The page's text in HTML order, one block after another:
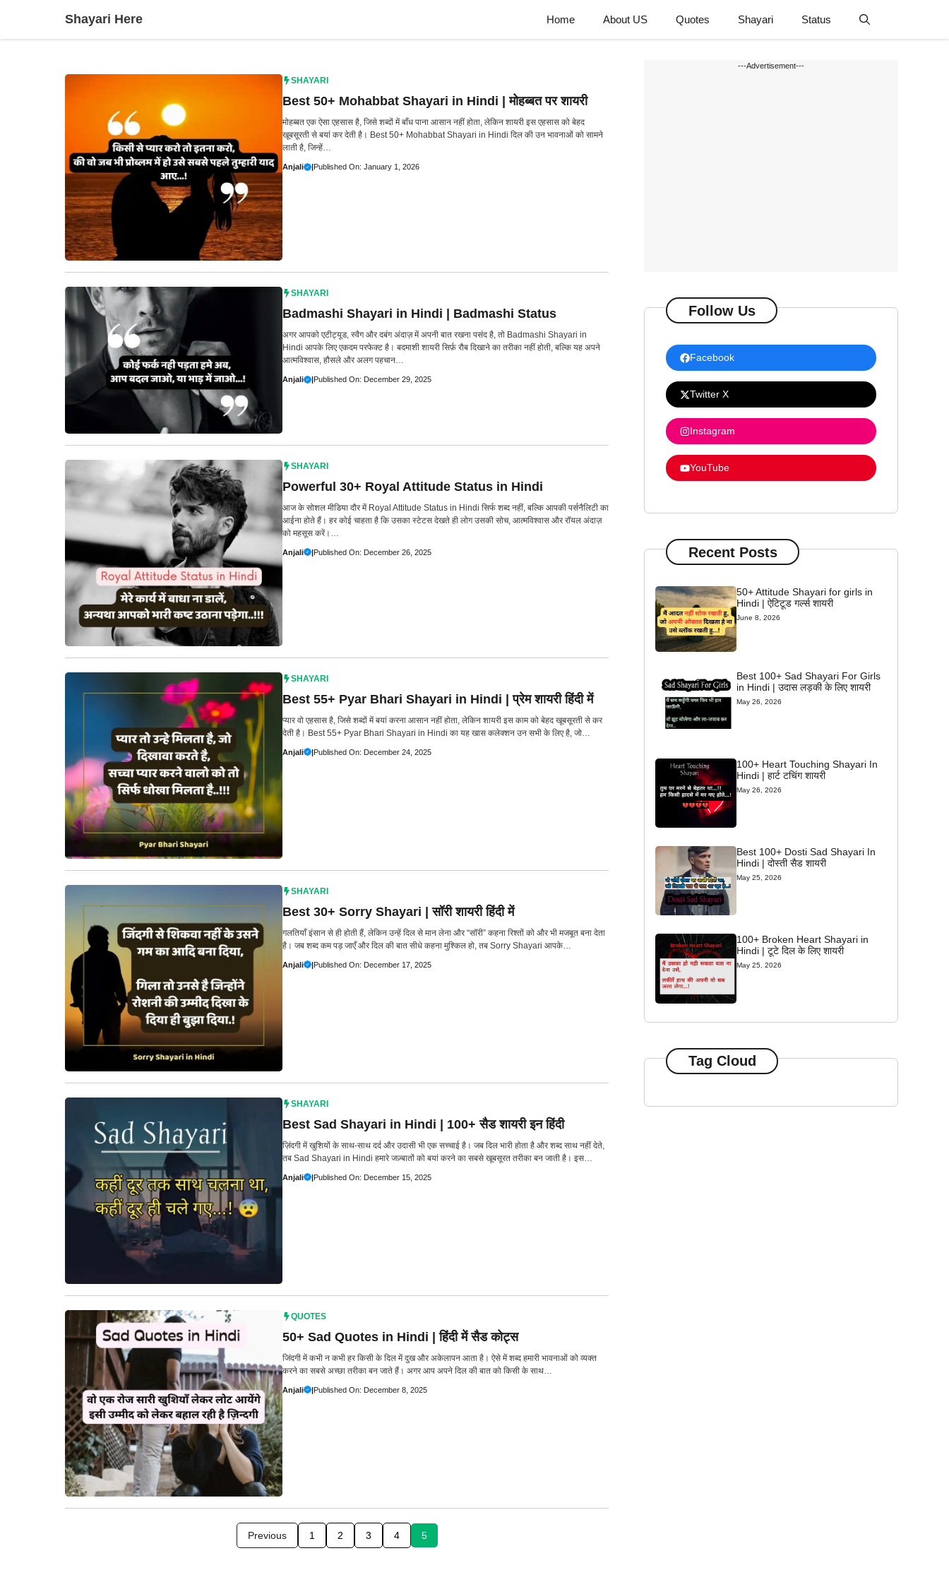
Shayari Here Home About US Quotes Shayari Status
SHAYARI
Best 50+ Mohabbat Shayari in Hindi | मोहब्बत पर शायरी
मोहब्बत एक ऐसा एहसास है, जिसे शब्दों में बाँध पाना आसान नहीं होता, लेकिन शायरी इस एहसास को बेहद
खूबसूरती से बयां कर देती है। Best 50+ Mohabbat Shayari in Hindi दिल की उन भावनाओं को सामने
लाती है, जिन्हें…
Anjali |Published On: January 1, 2026
SHAYARI
Badmashi Shayari in Hindi | Badmashi Status
अगर आपको एटीट्यूड, स्वैग और दबंग अंदाज़ में अपनी बात रखना पसंद है, तो Badmashi Shayari in
Hindi आपके लिए एकदम परफेक्ट है। बदमाशी शायरी सिर्फ़ रौब दिखाने का तरीका नहीं होती, बल्कि यह अपने
आत्मविश्वास, हौसले और अलग पहचान…
Anjali |Published On: December 29, 2025
SHAYARI
Powerful 30+ Royal Attitude Status in Hindi
आज के सोशल मीडिया दौर में Royal Attitude Status in Hindi सिर्फ शब्द नहीं, बल्कि आपकी पर्सनैलिटी का
आईना होते हैं। हर कोई चाहता है कि उसका स्टेटस देखते ही लोग उसकी सोच, आत्मविश्वास और रॉयल अंदाज़
को महसूस करें।…
Anjali |Published On: December 26, 2025
SHAYARI
Best 55+ Pyar Bhari Shayari in Hindi | प्रेम शायरी हिंदी में
प्यार वो एहसास है, जिसे शब्दों में बयां करना आसान नहीं होता, लेकिन शायरी इस काम को बेहद खूबसूरती से कर
देती है। Best 55+ Pyar Bhari Shayari in Hindi का यह खास कलेक्शन उन सभी के लिए है, जो…
Anjali |Published On: December 24, 2025
SHAYARI
Best 30+ Sorry Shayari | सॉरी शायरी हिंदी में
गलतियाँ इंसान से ही होती हैं, लेकिन उन्हें दिल से मान लेना और “सॉरी” कहना रिश्तों को और भी मजबूत बना देता
है। जब शब्द कम पड़ जाएँ और दिल की बात सीधे कहना मुश्किल हो, तब Sorry Shayari आपके…
Anjali |Published On: December 17, 2025
SHAYARI
Best Sad Shayari in Hindi | 100+ सैड शायरी इन हिंदी
ज़िंदगी में खुशियों के साथ-साथ दर्द और उदासी भी एक सच्चाई है। जब दिल भारी होता है और शब्द साथ नहीं देते,
तब Sad Shayari in Hindi हमारे जज़्बातों को बयां करने का सबसे खूबसूरत तरीका बन जाती है। इस…
Anjali |Published On: December 15, 2025
QUOTES
50+ Sad Quotes in Hindi | हिंदी में सैड कोट्स
जिंदगी में कभी न कभी हर किसी के दिल में दुख और अकेलापन आता है। ऐसे में शब्द हमारी भावनाओं को व्यक्त
करने का सबसे अच्छा तरीका बन जाते हैं। अगर आप अपने दिल की बात को किसी के साथ…
Anjali |Published On: December 8, 2025
Previous 1 2 3 4 5
---Advertisement---
Follow Us
Facebook
Twitter X
Instagram
YouTube
Recent Posts
50+ Attitude Shayari for girls in
Hindi | ऐटिटूड गर्ल्स शायरी
June 8, 2026
Best 100+ Sad Shayari For Girls
in Hindi | उदास लड़की के लिए शायरी
May 26, 2026
100+ Heart Touching Shayari In
Hindi | हार्ट टचिंग शायरी
May 26, 2026
Best 100+ Dosti Sad Shayari In
Hindi | दोस्ती सैड शायरी
May 25, 2026
100+ Broken Heart Shayari in
Hindi | टूटे दिल के लिए शायरी
May 25, 2026
Tag Cloud